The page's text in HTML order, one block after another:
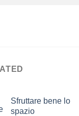
Sfruttare bene lo
spazio